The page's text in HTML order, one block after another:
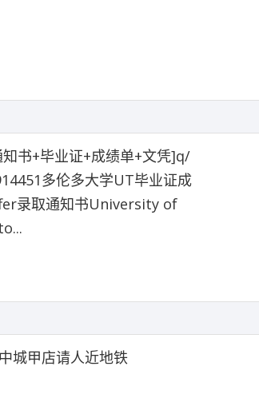
书+毕业证+成绩单+文凭]q/
多伦多大学UT毕业证成
录取通知书University of
城甲店请人近地铁